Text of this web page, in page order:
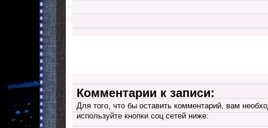
Комментарии к записи:
Для того, что бы оставить комментарий, вам
используйте кнопки соц сетей ниже: